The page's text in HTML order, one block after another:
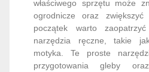
właściwego sprzętu może
ogrodnicze oraz
początek warto
narzędzia ręczne, takie
motyka. Te proste
przygotowania gleby